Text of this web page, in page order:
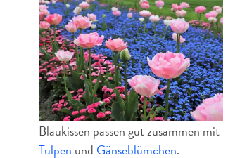
Blaukissen passen gut zusammen mit
Tulpen und Gänseblümchen.